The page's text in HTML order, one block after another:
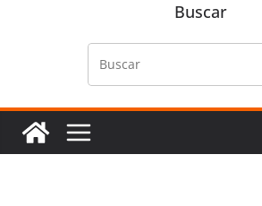
Buscar